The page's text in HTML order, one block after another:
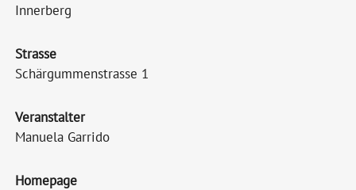
Innerberg
Strasse
Schärgummenstrasse 1
Veranstalter
Manuela Garrido
Homepage